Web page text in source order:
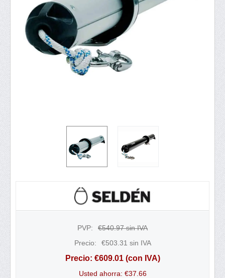
PVP: €540.97sin IVA
Precio:
€503.31 sin IVA
Precio: €609.01(con IVA)
Usted ahorra: €37.66